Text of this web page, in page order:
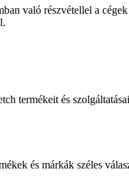
való részvétellel a cégek
termékeit és
és márkák széles